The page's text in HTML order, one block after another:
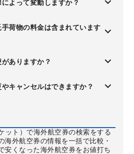
よって変動しますか？
荷物の料金は含まれています
ありますか？
キャンセルはできますか？
ット）で海外航空券の検索をする
海外航空券の情報を一括で比較・
安くなった海外航空券をお値打ち